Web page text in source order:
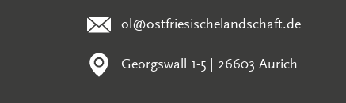
ol@ostfriesischelandschaft.de
Georgswall 1-5 | 26603 Aurich